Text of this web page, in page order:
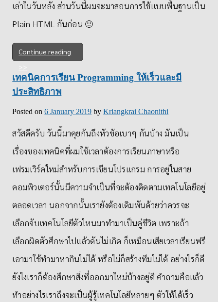
เล่าในวันหลัง ส่วนวันนี้ผมจะมาสอนการใช้แบบพื้นฐานเป็น
Plain HTML กันก่อน 🙂
Continue reading
เทคนิคการเรียน Programming ให้เร็วและมี
ประสิทธิภาพ
Posted on6 January 2019 byKriangkrai Chaonithi
สวัสดีครับ วันนี้มาคุยกันถึงหัวข้อเบาๆ กันบ้าง มันเป็น
เรื่องของเทคนิคที่ผมใช้เวลาต้องการเรียนภาษาหรือ
เฟรมเวิร์คใหม่สำหรับการเขียนโปรแกรม การอยู่ในสาย
คอมพิวเตอร์นั้นมีความจำเป็นที่จะต้องติดตามเทคโนโลยีอยู่
ตลอดเวลา นอกจากนั้นเรายังต้องเดิมพันด้วยว่าควรจะ
เลือกจับเทคโนโลยีตัวไหนมาทำมาเป็นคู่ชีวิต เพราะถ้า
เลือกผิดตัวศึกษาไปแล้วดันไม่เกิด ก็เหมือนเสียเวลาเรียนฟรี
เอามาใช้ทำมาหากินไม่ได้ หรือไม่ก็สร้างทีมไม่ได้ อย่างไรก็ดี
ยังไงเราก็ต้องศึกษาสิ่งที่ออกมาใหม่บ้างอยู่ดี คำถามคือแล้ว
ทำอย่างไรเราถึงจะเป็นผู้รู้เทคโนโลยีหลายๆ ตัวให้ได้เร็ว